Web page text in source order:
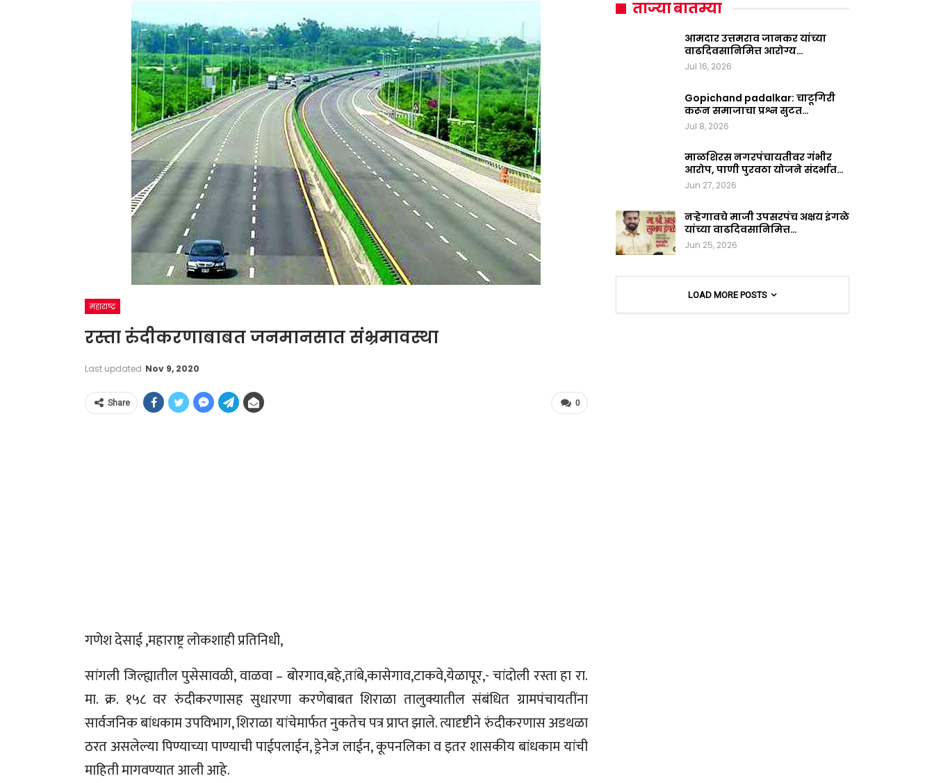
महाराष्ट्र
रस्ता रुंदीकरणाबाबत जनमानसात संभ्रमावस्था
Last updated Nov 9, 2020
0
Share
गणेश देसाई ,महाराष्ट्र लोकशाही प्रतिनिधी,
सांगली जिल्ह्यातील पुसेसावळी, वाळवा – बोरगाव,बहे,तांबे,कासेगाव,टाकवे,येळापूर,- चांदोली रस्ता हा रा.
मा. क्र. १५८ वर रुंदीकरणासह सुधारणा करणेबाबत शिराळा तालुक्यातील संबंधित ग्रामपंचायतींना
सार्वजनिक बांधकाम उपविभाग, शिराळा यांचेमार्फत नुकतेच पत्र प्राप्त झाले. त्यादृष्टीने रुंदीकरणास अडथळा
ठरत असलेल्या पिण्याच्या पाण्याची पाईपलाईन, ड्रेनेज लाईन, कूपनलिका व इतर शासकीय बांधकाम यांची
माहिती मागवण्यात आली आहे.
ताज्या बातम्या
आमदार उत्तमराव जानकर यांच्या
वाढदिवसानिमित्त आरोग्य…
Jul 16, 2026
Gopichand padalkar: चाटूगिरी
करून समाजाचा प्रश्न सुटत…
Jul 8, 2026
माळशिरस नगरपंचायतीवर गंभीर
आरोप, पाणी पुरवठा योजने संदर्भात…
Jun 27, 2026
नऱ्हेगावचे माजी उपसरपंच अक्षय इंगळे
यांच्या वाढदिवसानिमित्त…
Jun 25, 2026
LOAD MORE POSTS